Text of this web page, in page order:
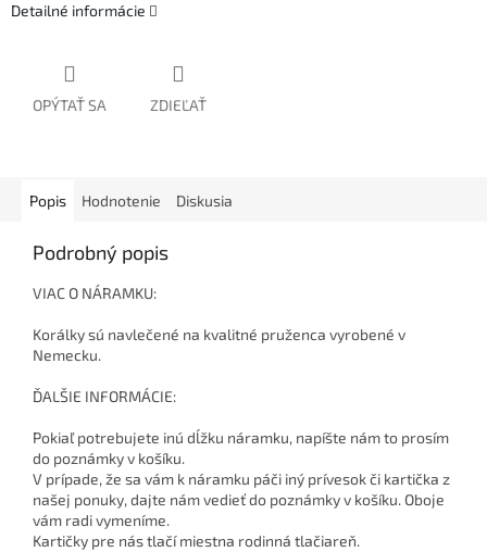
Detailné informácie
OPÝTAŤ SA ZDIEĽAŤ
Popis Hodnotenie Diskusia
Podrobný popis
VIAC O NÁRAMKU:
Korálky sú navlečené na kvalitné pruženca vyrobené v
Nemecku.
ĎALŠIE INFORMÁCIE:
Pokiaľ potrebujete inú dĺžku náramku, napíšte nám to prosím
do poznámky v košíku.
V prípade, že sa vám k náramku páči iný prívesok či kartička z
našej ponuky, dajte nám vedieť do poznámky v košíku. Oboje
vám radi vymeníme.
Kartičky pre nás tlačí miestna rodinná tlačiareň.